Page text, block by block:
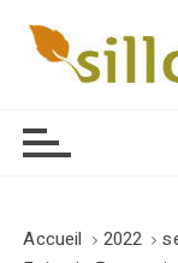
Accueil 2022